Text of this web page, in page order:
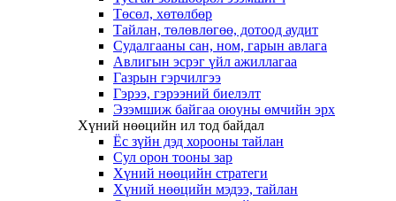
Төсөл, хөтөлбөр
Тайлан, төлөвлөгөө, дотоод аудит
Судалгааны сан, ном, гарын авлага
Авлигын эсрэг үйл ажиллагаа
Газрын гэрчилгээ
Гэрээ, гэрээний биелэлт
Эзэмшиж байгаа оюуны өмчийн эрх
Хүний нөөцийн ил тод байдал
Ёс зүйн дэд хорооны тайлан
Сул орон тооны зар
Хүний нөөцийн стратеги
Хүний нөөцийн мэдээ, тайлан